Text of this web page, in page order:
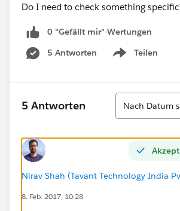
Do I need to check something
0 "Gefällt mir"-Wertungen
5 Antworten
Teilen
Show menu
5 Antworten
Sortieren
Nach Datum
Nirav Shah (Tavant Technology India
8. Feb. 2017, 10:28